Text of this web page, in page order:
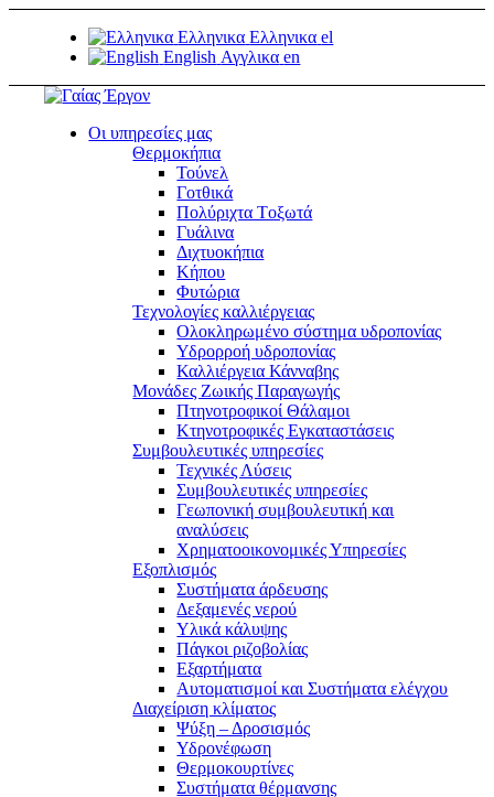
Ελληνικα Ελληνικα el
English Αγγλικα en
Οι υπηρεσίες μας
Θερμοκήπια
Τούνελ
Γοτθικά
Πολύριχτα Tοξωτά
Γυάλινα
Διχτυοκήπια
Κήπου
Φυτώρια
Τεχνολογίες καλλιέργειας
Ολοκληρωμένο σύστημα υδροπονίας
Υδρορροή υδροπονίας
Καλλιέργεια Κάνναβης
Μονάδες Ζωικής Παραγωγής
Πτηνοτροφικοί Θάλαμοι
Κτηνοτροφικές Εγκαταστάσεις
Συμβουλευτικές υπηρεσίες
Τεχνικές Λύσεις
Συμβουλευτικές υπηρεσίες
Γεωπονική συμβουλευτική και
αναλύσεις
Χρηματοοικονομικές Υπηρεσίες
Εξοπλισμός
Συστήματα άρδευσης
Δεξαμενές νερού
Υλικά κάλυψης
Πάγκοι ριζοβολίας
Εξαρτήματα
Αυτοματισμοί και Συστήματα ελέγχου
Διαχείριση κλίματος
Ψύξη – Δροσισμός
Υδρονέφωση
Θερμοκουρτίνες
Συστήματα θέρμανσης